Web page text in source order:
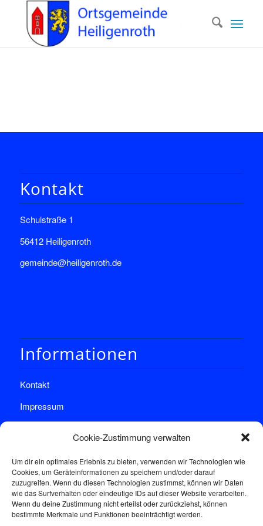
Cookie-Zustimmung verwalten
Um dir ein optimales Erlebnis zu bieten, verwenden wir Technologien wie
Cookies, um Geräteinformationen zu speichern und/oder darauf
zuzugreifen. Wenn du diesen Technologien zustimmst, können wir Daten
wie das Surfverhalten oder eindeutige IDs auf dieser Website verarbeiten.
Wenn du deine Zustimmung nicht erteilst oder zurückziehst, können
bestimmte Merkmale und Funktionen beeinträchtigt werden.
Kontakt
Schulstraße 1
56412 Heiligenroth
gemeinde@heiligenroth.de
Informationen
Kontakt
Impressum
Sprechstunde